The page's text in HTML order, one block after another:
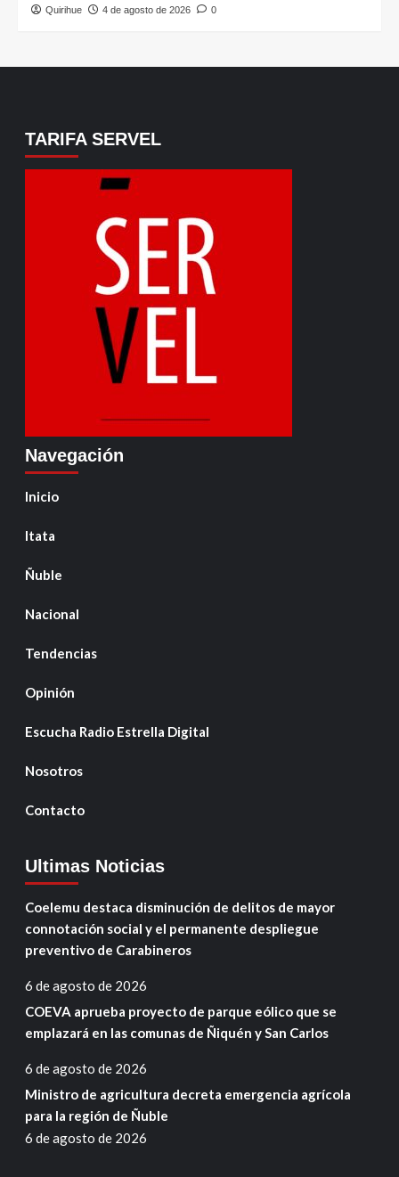
Quirihue 4 de agosto de 2026 0
TARIFA SERVEL
Navegación
Inicio
Itata
Ñuble
Nacional
Tendencias
Opinión
Escucha Radio Estrella Digital
Nosotros
Contacto
Ultimas Noticias
Coelemu destaca disminución de delitos de mayor
connotación social y el permanente despliegue
preventivo de Carabineros
6 de agosto de 2026
COEVA aprueba proyecto de parque eólico que se
emplazará en las comunas de Ñiquén y San Carlos
6 de agosto de 2026
Ministro de agricultura decreta emergencia agrícola
para la región de Ñuble
6 de agosto de 2026